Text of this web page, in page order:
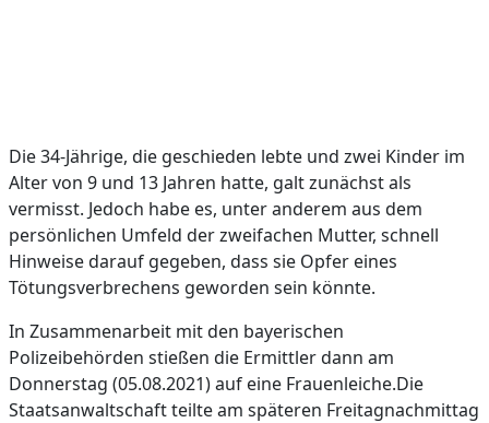
Die 34-Jährige, die geschieden lebte und zwei Kinder im
Alter von 9 und 13 Jahren hatte, galt zunächst als
vermisst. Jedoch habe es, unter anderem aus dem
persönlichen Umfeld der zweifachen Mutter, schnell
Hinweise darauf gegeben, dass sie Opfer eines
Tötungsverbrechens geworden sein könnte.
In Zusammenarbeit mit den bayerischen
Polizeibehörden stießen die Ermittler dann am
Donnerstag (05.08.2021) auf eine Frauenleiche.Die
Staatsanwaltschaft teilte am späteren Freitagnachmittag